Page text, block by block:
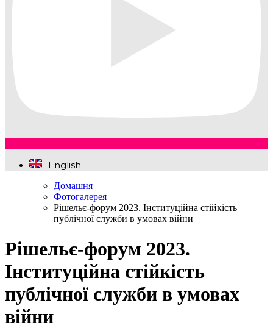
English
Домашня
Фотогалерея
Рішельє-форум 2023. Інституційна стійкість
публічної служби в умовах війни
Рішельє-форум 2023.
Інституційна стійкість
публічної служби в умовах
війни